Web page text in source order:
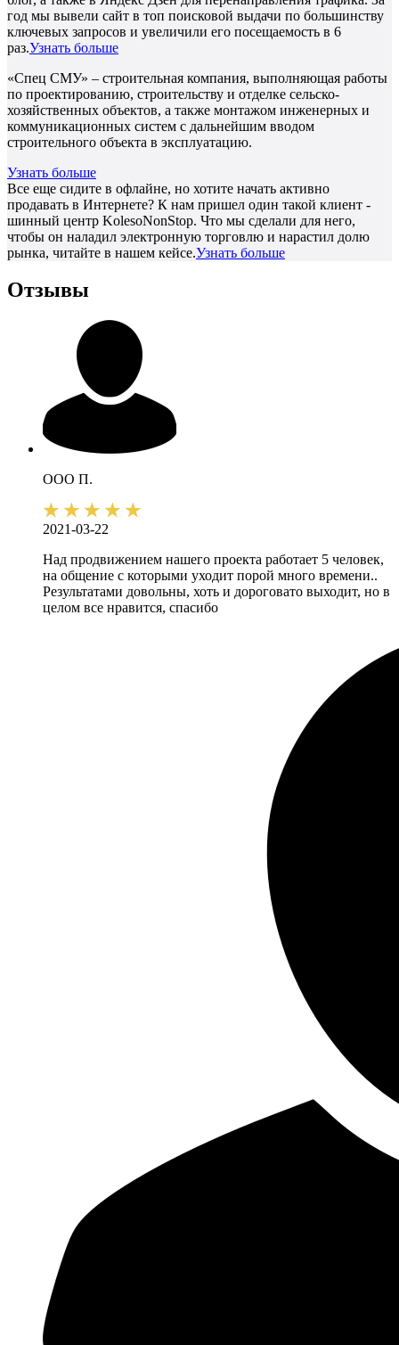
год мы вывели сайт в топ поисковой выдачи по большинству
ключевых запросов и увеличили его посещаемость в 6
раз.Узнать больше
«Спец СМУ» – строительная компания, выполняющая работы
по проектированию, строительству и отделке сельско-
хозяйственных объектов, а также монтажом инженерных и
коммуникационных систем с дальнейшим вводом
строительного объекта в эксплуатацию.
Узнать больше
Все еще сидите в офлайне, но хотите начать активно
продавать в Интернете? К нам пришел один такой клиент -
шинный центр KolesoNonStop. Что мы сделали для него,
чтобы он наладил электронную торговлю и нарастил долю
рынка, читайте в нашем кейсе.Узнать больше
Отзывы
ООО П.
2021-03-22
Над продвижением нашего проекта работает 5 человек,
на общение с которыми уходит порой много времени..
Результатами довольны, хоть и дороговато выходит, но в
целом все нравится, спасибо